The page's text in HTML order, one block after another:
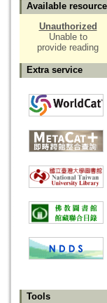
Available
Unauthorized
Unable to
provide reading
Extra service
Tools